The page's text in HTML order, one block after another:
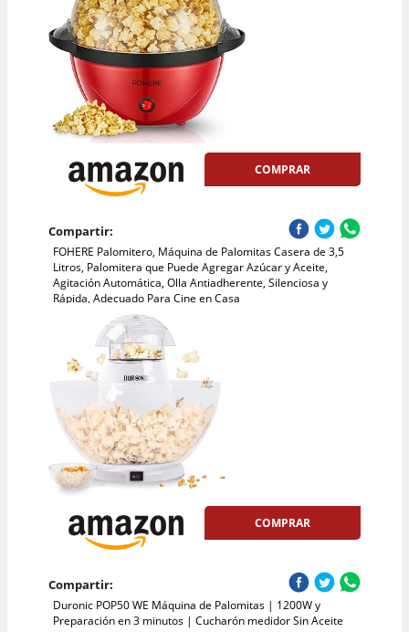
COMPRAR
Compartir:
FOHERE Palomitero, Máquina de Palomitas Casera de 3,5
Litros, Palomitera que Puede Agregar Azúcar y Aceite,
Agitación Automática, Olla Antiadherente, Silenciosa y
Rápida, Adecuado Para Cine en Casa
COMPRAR
Compartir:
Duronic POP50 WE Máquina de Palomitas | 1200W y
Preparación en 3 minutos | Cucharón medidor Sin Aceite